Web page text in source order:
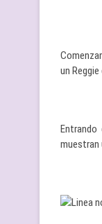
un
Entrando
muestran